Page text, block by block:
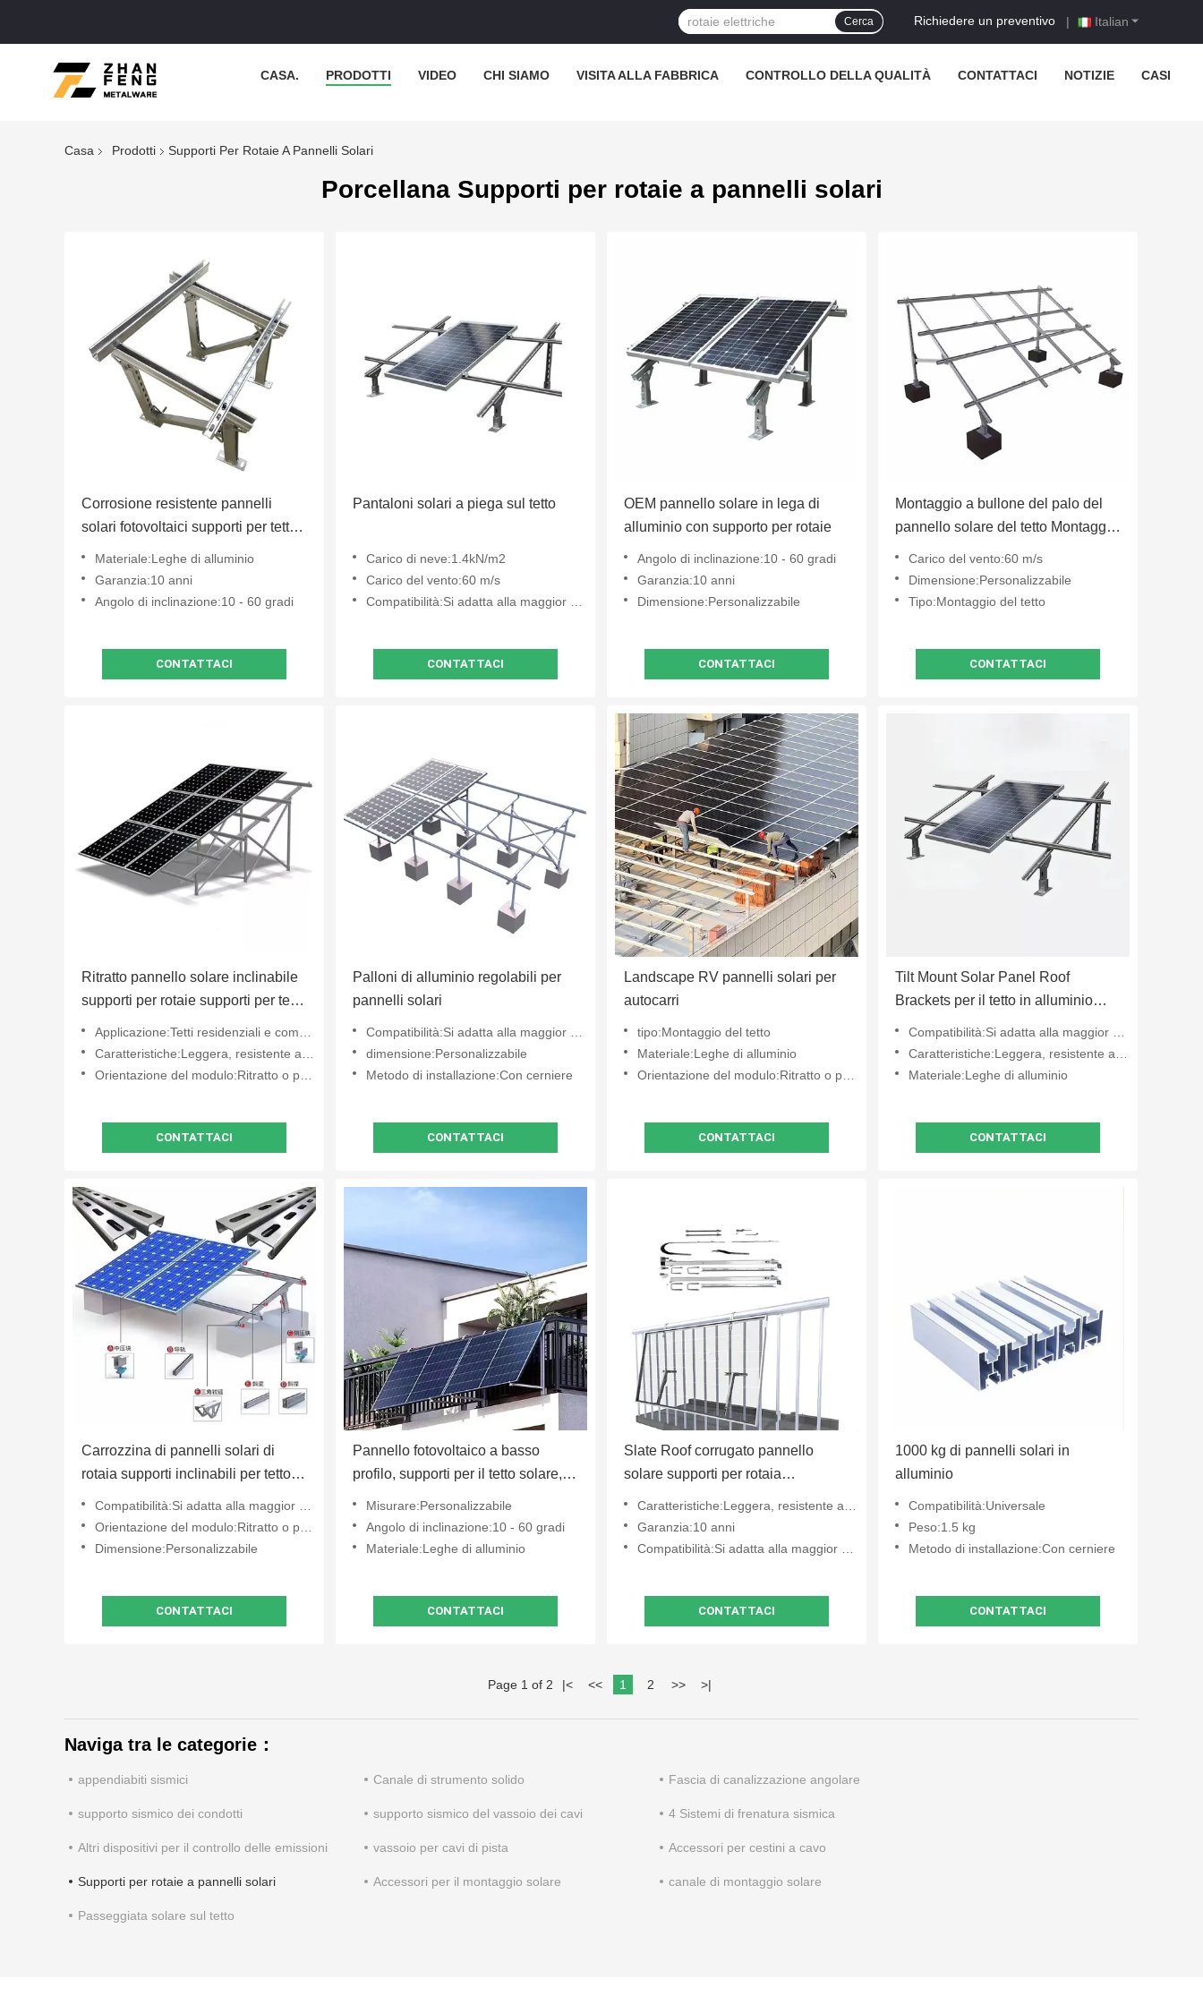
Italian
Richiedere un preventivo |
Cerca
CASA. PRODOTTI VIDEO CHI SIAMO VISITA ALLA FABBRICA CONTROLLO DELLA QUALITÀ CONTATTACI NOTIZIE CASI
Casa Prodotti Supporti Per Rotaie A Pannelli Solari
Porcellana Supporti per rotaie a pannelli solari
Corrosione resistente pannelli
solari fotovoltaici supporti per tetto
Materiale:Leghe di alluminio
Garanzia:10 anni
Angolo di inclinazione:10 - 60 gradi
CONTATTACI
Pantaloni solari a piega sul tetto
Carico di neve:1.4kN/m2
Carico del vento:60 m/s
Compatibilità:Si adatta alla maggior parte dei pannelli solari
CONTATTACI
OEM pannello solare in lega di
alluminio con supporto per rotaie
Angolo di inclinazione:10 - 60 gradi
Garanzia:10 anni
Dimensione:Personalizzabile
CONTATTACI
Montaggio a bullone del palo del
pannello solare del tetto Montaggio
Carico del vento:60 m/s
Dimensione:Personalizzabile
Tipo:Montaggio del tetto
CONTATTACI
Ritratto pannello solare inclinabile
supporti per rotaie supporti per tetto
Applicazione:Tetti residenziali e commerciali
Caratteristiche:Leggera, resistente alla corrosione, facile da installare
Orientazione del modulo:Ritratto o paesaggio
CONTATTACI
Palloni di alluminio regolabili per
pannelli solari
Compatibilità:Si adatta alla maggior parte dei pannelli solari
dimensione:Personalizzabile
Metodo di installazione:Con cerniere
CONTATTACI
Landscape RV pannelli solari per
autocarri
tipo:Montaggio del tetto
Materiale:Leghe di alluminio
Orientazione del modulo:Ritratto o paesaggio
CONTATTACI
Tilt Mount Solar Panel Roof
Brackets per il tetto in alluminio
Compatibilità:Si adatta alla maggior parte dei pannelli solari
Caratteristiche:Leggera, resistente alla corrosione, facile da installare
Materiale:Leghe di alluminio
CONTATTACI
Carrozzina di pannelli solari di
rotaia supporti inclinabili per tetto
Compatibilità:Si adatta alla maggior parte dei pannelli solari
Orientazione del modulo:Ritratto o paesaggio
Dimensione:Personalizzabile
CONTATTACI
Pannello fotovoltaico a basso
profilo, supporti per il tetto solare,
Misurare:Personalizzabile
Angolo di inclinazione:10 - 60 gradi
Materiale:Leghe di alluminio
CONTATTACI
Slate Roof corrugato pannello
solare supporti per rotaia
Caratteristiche:Leggera, resistente alla corrosione, facile da installare
Garanzia:10 anni
Compatibilità:Si adatta alla maggior parte dei pannelli solari
CONTATTACI
1000 kg di pannelli solari in
alluminio
Compatibilità:Universale
Peso:1.5 kg
Metodo di installazione:Con cerniere
CONTATTACI
Page 1 of 2 |< << 1 2 >> >|
Naviga tra le categorie：
appendiabiti sismici Canale di strumento solido Fascia di canalizzazione angolare
supporto sismico dei condotti supporto sismico del vassoio dei cavi 4 Sistemi di frenatura sismica
Altri dispositivi per il controllo delle emissioni vassoio per cavi di pista Accessori per cestini a cavo
Supporti per rotaie a pannelli solari Accessori per il montaggio solare canale di montaggio solare
Passeggiata solare sul tetto